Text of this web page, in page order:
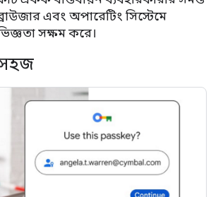
এবং অপারেটিং সিস্টেমে
সক্ষম করে।